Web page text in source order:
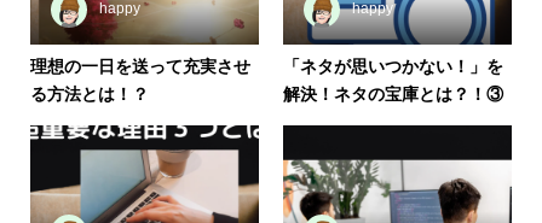
happy
理想の一日を送って充実させ
る方法とは！？
happy
「ネタが思いつかない！」を
解決！ネタの宝庫とは？！③